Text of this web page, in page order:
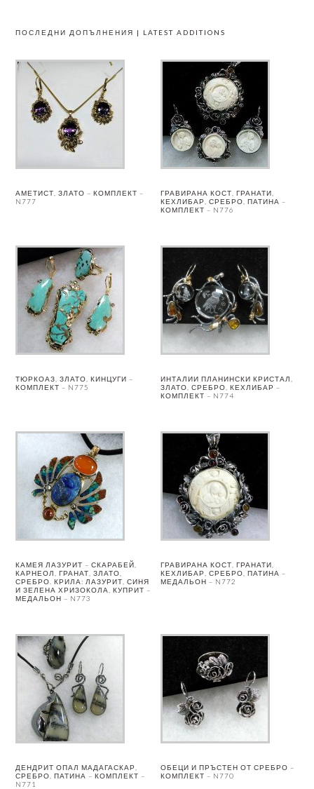
ПОСЛЕДНИ ДОПЪЛНЕНИЯ | LATEST ADDITIONS
АМЕТИСТ, ЗЛАТО – КОМПЛЕКТ –
N777
ГРАВИРАНА КОСТ, ГРАНАТИ,
КЕХЛИБАР, СРЕБРО, ПАТИНА –
КОМПЛЕКТ – N776
ТЮРКОАЗ, ЗЛАТО, КИНЦУГИ –
КОМПЛЕКТ – N775
ИНТАЛИИ ПЛАНИНСКИ КРИСТАЛ,
ЗЛАТО, СРЕБРО, КЕХЛИБАР –
КОМПЛЕКТ – N774
КАМЕЯ ЛАЗУРИТ – СКАРАБЕЙ,
КАРНЕОЛ, ГРАНАТ, ЗЛАТО,
СРЕБРО. КРИЛА: ЛАЗУРИТ, СИНЯ
И ЗЕЛЕНА ХРИЗОКОЛА, КУПРИТ –
МЕДАЛЬОН – N773
ГРАВИРАНА КОСТ, ГРАНАТИ,
КЕХЛИБАР, СРЕБРО, ПАТИНА –
МЕДАЛЬОН – N772
ДЕНДРИТ ОПАЛ МАДАГАСКАР,
СРЕБРО, ПАТИНА – КОМПЛЕКТ –
N771
ОБЕЦИ И ПРЪСТЕН ОТ СРЕБРО –
КОМПЛЕКТ – N770